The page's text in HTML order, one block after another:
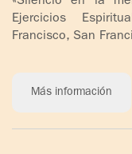
Ejercicios
Francisco, San
Más información